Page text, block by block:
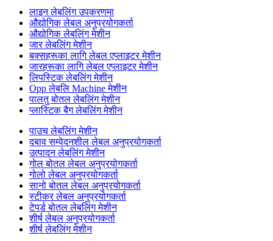
लाइन लेबलिंग उपकरणमा
औद्योगिक लेबल अनुप्रयोगकर्ता
औद्योगिक लेबलिंग मेशीन
जार लेबलिंग मेशीन
बक्सहरूका लागि लेबल एप्लाइटर मेशीन
जारहरूका लागि लेबल एप्लाइटर मेशीन
लिपस्टिक लेबलिंग मेशीन
Opp लेबलि Machine मेशीन
पालतु बोतल लेबलिंग मेशीन
प्लास्टिक बैग लेबलिंग मेशीन
पाउच लेबलिंग मेशीन
दबाव सम्वेदनशील लेबल अनुप्रयोगकर्ता
उत्पादन लेबलिंग मेशीन
गोल बोतल लेबल अनुप्रयोगकर्ता
गोलो लेबल अनुप्रयोगकर्ता
सानो बोतल लेबल अनुप्रयोगकर्ता
स्टीकर लेबल अनुप्रयोगकर्ता
टेपर्ड बोतल लेबलिंग मेशीन
शीर्ष लेबल अनुप्रयोगकर्ता
शीर्ष लेबलिंग मेशीन